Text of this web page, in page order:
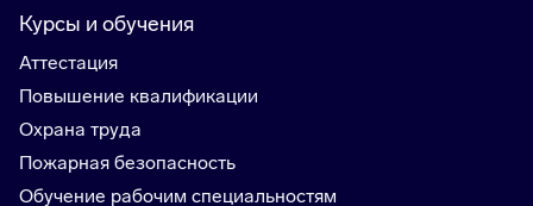
Курсы и обучения
Аттестация
Повышение квалификации
Охрана труда
Пожарная безопасность
Обучение рабочим специальностям